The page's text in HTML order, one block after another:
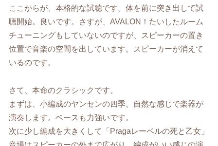
ここからが、本格的な試聴です。体を前に突き出して試
聴開始。良いです。さすが、AVALON！たいしたルーム
チューニングもしていないのですが、スピーカーの置き
位置で音楽の空間を出しています。スピーカーが消えて
いるのです。
さて、本命のクラシックです。
まずは、小編成のヤンセンの四季。自然な感じで楽器が
演奏します。ベースも力強いです。
次に少し編成を大きくして「Pragaレーベルの死と乙女」